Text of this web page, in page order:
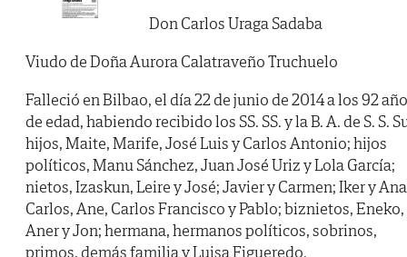
Don Carlos Uraga Sadaba
Viudo de Doña Aurora Calatraveño Truchuelo
Falleció en Bilbao, el día 22 de junio de 2014 a los 92
de edad, habiendo recibido los SS. SS. y la B. A. de S. S.
hijos, Maite, Marife, José Luis y Carlos Antonio; hijos
políticos, Manu Sánchez, Juan José Uriz y Lola García;
nietos, Izaskun, Leire y José; Javier y Carmen; Iker y
Carlos, Ane, Carlos Francisco y Pablo; biznietos, Eneko,
Aner y Jon; hermana, hermanos políticos, sobrinos,
primos, demás familia y Luisa Figueredo.